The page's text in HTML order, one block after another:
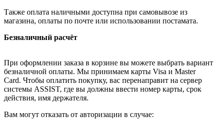
Также оплата наличными доступна при самовывозе из
магазина, оплаты по почте или использовании постамата.
Безналичный расчёт
При оформлении заказа в корзине вы можете выбрать вариант
безналичной оплаты. Мы принимаем карты Visa и Master
Card. Чтобы оплатить покупку, вас перенаправит на сервер
системы ASSIST, где вы должны ввести номер карты, срок
действия, имя держателя.
Вам могут отказать от авторизации в случае: